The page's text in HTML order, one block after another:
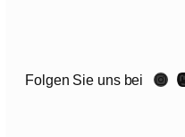
n
0
Folgen Sie uns bei Instagram Mastodon